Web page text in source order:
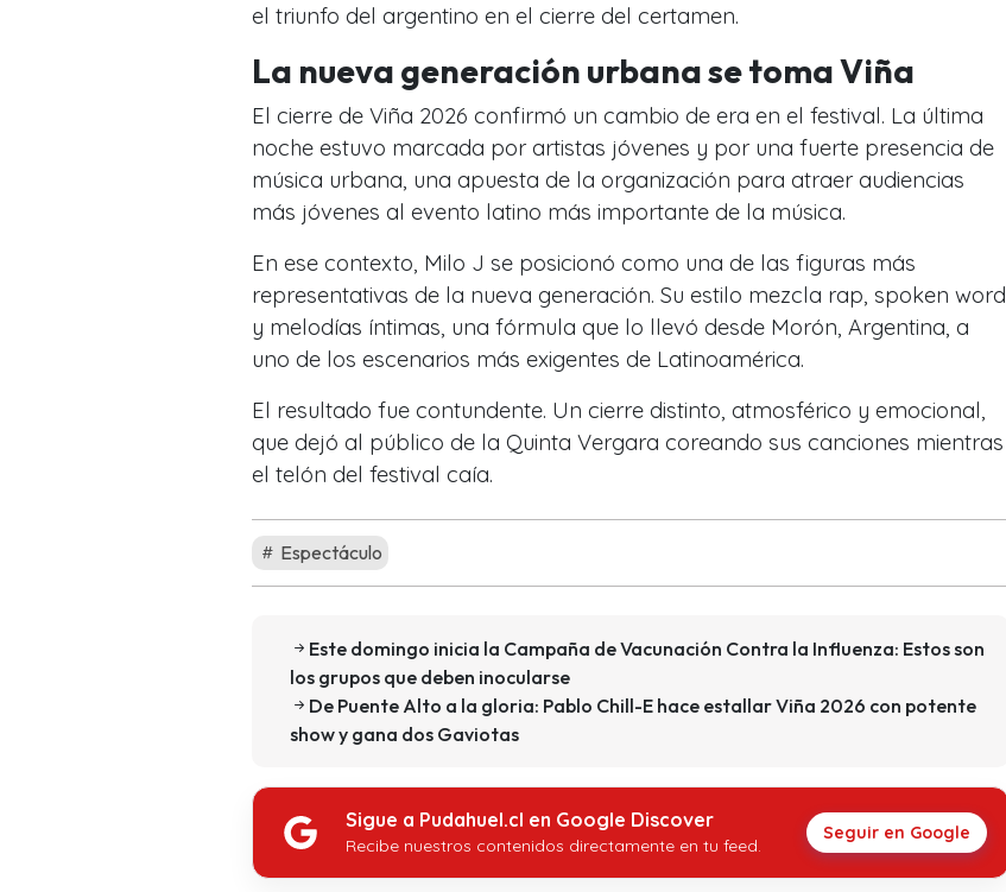
el triunfo del argentino en el cierre del certamen.
La nueva generación urbana se toma Viña
El cierre de Viña 2026 confirmó un cambio de era en el festival. La última
noche estuvo marcada por artistas jóvenes y por una fuerte presencia de
música urbana, una apuesta de la organización para atraer audiencias
más jóvenes al evento latino más importante de la música.
En ese contexto, Milo J se posicionó como una de las figuras más
representativas de la nueva generación. Su estilo mezcla rap, spoken word
y melodías íntimas, una fórmula que lo llevó desde Morón, Argentina, a
uno de los escenarios más exigentes de Latinoamérica.
El resultado fue contundente. Un cierre distinto, atmosférico y emocional,
que dejó al público de la Quinta Vergara coreando sus canciones mientras
el telón del festival caía.
Espectáculo
Este domingo inicia la Campaña de Vacunación Contra la Influenza: Estos son
los grupos que deben inocularse
De Puente Alto a la gloria: Pablo Chill-E hace estallar Viña 2026 con potente
show y gana dos Gaviotas
Sigue a Pudahuel.cl en Google Discover
Recibe nuestros contenidos directamente en tu feed.
Seguir en Google